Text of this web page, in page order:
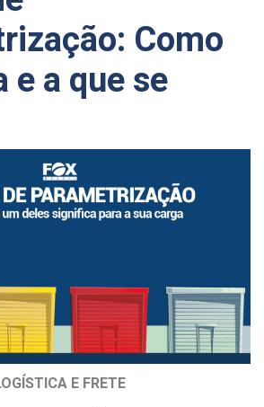
Como
a que se
E FRETE